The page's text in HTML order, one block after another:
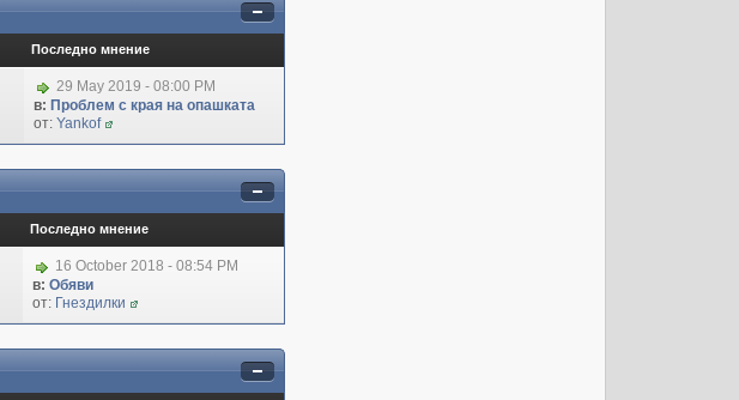
Последно мнение
29 May 2019 - 08:00 PM
в: Проблем с края на опашката
от: Yankof
Последно мнение
16 October 2018 - 08:54 PM
в: Обяви
от: Гнездилки